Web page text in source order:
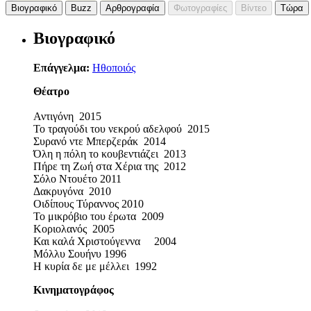
Βιογραφικό Buzz Αρθρογραφία Φωτογραφίες Βίντεο Τώρα
Βιογραφικό
Επάγγελμα: Ηθοποιός
Θέατρο
Αντιγόνη 2015
Το τραγούδι του νεκρού αδελφού 2015
Συρανό ντε Μπερζεράκ 2014
Όλη η πόλη το κουβεντιάζει 2013
Πήρε τη Ζωή στα Χέρια της 2012
Σόλο Ντουέτο 2011
Δακρυγόνα 2010
Οιδίπους Τύραννος 2010
Το μικρόβιο του έρωτα 2009
Κοριολανός 2005
Και καλά Χριστούγεννα 2004
Μόλλυ Σουήνυ 1996
Η κυρία δε με μέλλει 1992
Κινηματογράφος